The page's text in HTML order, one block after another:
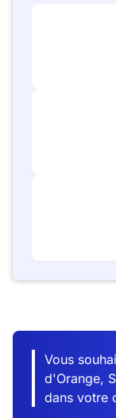
Vous
d'Orange,
dans votre